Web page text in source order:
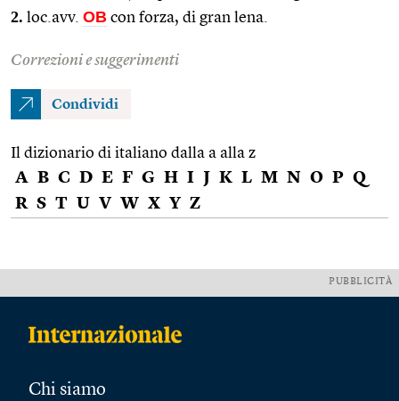
2. loc.avv. OB con forza, di gran lena.
Correzioni e suggerimenti
Condividi
Il dizionario di italiano dalla a alla z
A B C D E F G H I J K L M N O P Q
R S T U V W X Y Z
PUBBLICITÀ
Chi siamo